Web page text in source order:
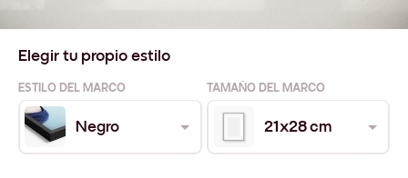
Elegir tu propio estilo
ESTILO DEL MARCO TAMAÑO DEL MARCO
Negro 21x28 cm